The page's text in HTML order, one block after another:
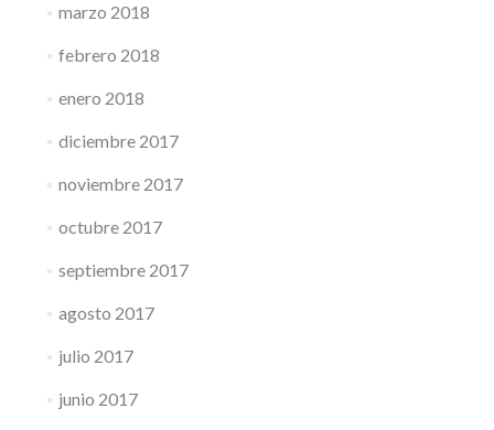
marzo 2018
febrero 2018
enero 2018
diciembre 2017
noviembre 2017
octubre 2017
septiembre 2017
agosto 2017
julio 2017
junio 2017